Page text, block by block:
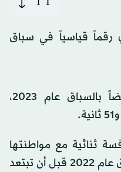
رقماً قياسياً في سباق
وأنهت أوبيري، التي فازت أيضاً بالسباق عام 2023،
ثنائية مع مواطنتها
شارون لوكيدي، الفائزة بالسباق عام 2022 قبل أن تبتعد